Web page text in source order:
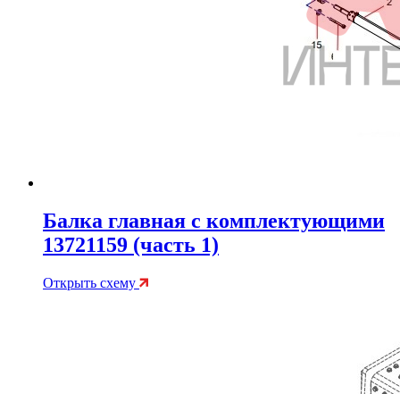
Балка главная с комплектующими
13721159 (часть 1)
Открыть схему